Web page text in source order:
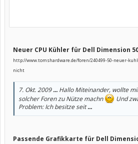
Neuer CPU Kühler für Dell Dimension
http://www.tomshardware.de/foren/240499-50-neuer-
nicht
7. Okt. 2009... Hallo Miteinander, wollte
solcher Foren zu Nütze machn
Und
Problem: Ich besitze seit...
Passende Grafikkarte für Dell